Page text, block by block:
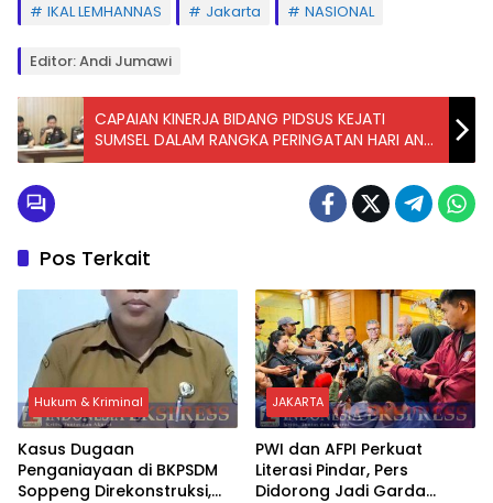
IKAL LEMHANNAS
Jakarta NASIONAL
Editor: Andi Jumawi
CAPAIAN KINERJA BIDANG PIDSUS KEJATI
SUMSEL DALAM RANGKA PERINGATAN HARI ANTI
KORUPSI SEDUNIA (HAKORDIA) TAHUN 2025
Pos Terkait
Hukum & Kriminal
Kasus Dugaan
Penganiayaan di BKPSDM
Soppeng Direkonstruksi,
JAKARTA
PWI dan AFPI Perkuat
Literasi Pindar, Pers
Didorong Jadi Garda